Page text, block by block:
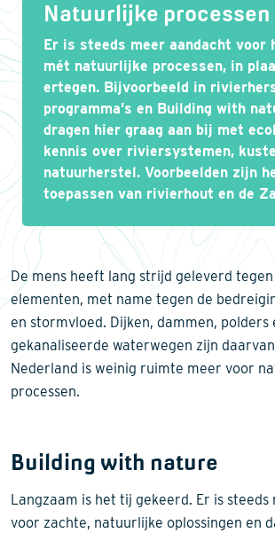
Natuurlijke processen
Er is steeds meer aandacht voor
mét natuurlijke processen, in
ertegen. Bijvoorbeeld in
programma’s en Building with
dragen hier graag aan bij met
kennis over riviersystemen,
natuurherstel. Voorbeelden zijn
toepassen van rivierhout en de
De mens heeft lang strijd geleverd
elementen, met name tegen de
en stormvloed. Dijken, dammen, polders
gekanaliseerde waterwegen zijn
Nederland is weinig ruimte meer voor
processen.
Building with nature
Langzaam is het tij gekeerd. Er is
voor zachte, natuurlijke oplossingen en